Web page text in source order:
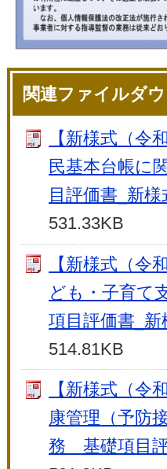
関連ファイルダ
【新様式（令
民基本台帳に
目評価書_新様
531.33KB
【新様式（令
ども・子育て
項目評価書_新
514.81KB
【新様式（令
康管理（予防
務 基礎項目